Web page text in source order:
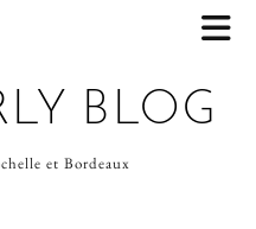
BLOG
et Bordeaux